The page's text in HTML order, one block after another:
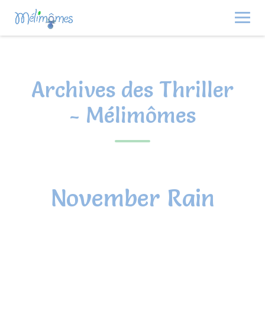
content
Archives des Thriller
- Mélimômes
November Rain